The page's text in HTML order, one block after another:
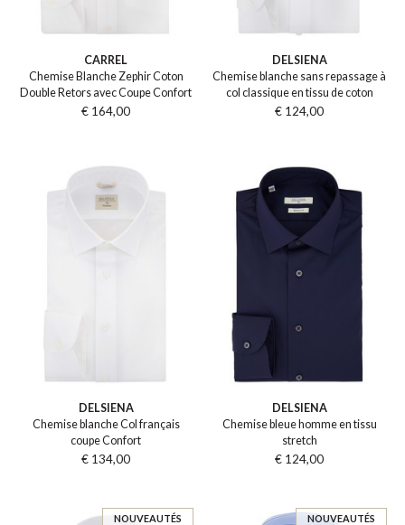
CARREL
Chemise Blanche Zephir Coton
Double Retors avec Coupe Confort
€ 164,00
DELSIENA
Chemise blanche sans repassage à
col classique en tissu de coton
€ 124,00
DELSIENA
Chemise blanche Col français
coupe Confort
€ 134,00
DELSIENA
Chemise bleue homme en tissu
stretch
€ 124,00
NOUVEAUTÉS NOUVEAUTÉS